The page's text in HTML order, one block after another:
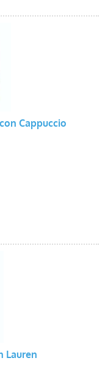
Cappuccio
Lauren